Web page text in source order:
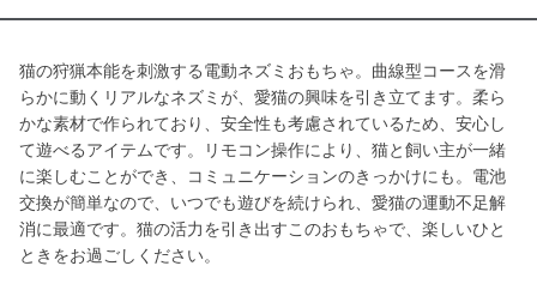
猫の狩猟本能を刺激する電動ネズミおもちゃ。曲線型コースを滑
らかに動くリアルなネズミが、愛猫の興味を引き立てます。柔ら
かな素材で作られており、安全性も考慮されているため、安心し
て遊べるアイテムです。リモコン操作により、猫と飼い主が一緒
に楽しむことができ、コミュニケーションのきっかけにも。電池
交換が簡単なので、いつでも遊びを続けられ、愛猫の運動不足解
消に最適です。猫の活力を引き出すこのおもちゃで、楽しいひと
ときをお過ごしください。